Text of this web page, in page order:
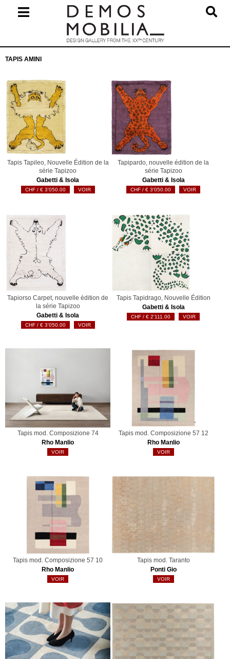
Navigation
TAPIS AMINI
Tapis Tapileo, Nouvelle Édition de la
série Tapizoo
Gabetti & Isola
€3'050.00 VOIR
Tapipardo, nouvelle édition de la
série Tapizoo
Gabetti & Isola
€ 3'050.00 VOIR
Tapiorso Carpet, nouvelle édition de
la série Tapizoo
Gabetti & Isola
€3'050.00 VOIR
Tapis Tapidrago, Nouvelle Édition
Gabetti & Isola
€ 2'111.00 VOIR
Tapis mod. Composizione 74
Rho Manlio
VOIR
Tapis mod. Composizione 57 12
Rho Manlio
VOIR
Tapis mod. Composizione 57 10
Rho Manlio
VOIR
Tapis mod. Taranto
Ponti Gio
VOIR